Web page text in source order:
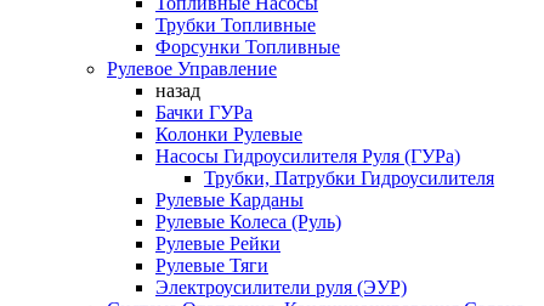
Трубки Топливные
Форсунки Топливные
Рулевое Управление
назад
Бачки ГУРа
Колонки Рулевые
Насосы Гидроусилителя Руля (ГУРа)
Трубки, Патрубки Гидроусилителя
Рулевые Карданы
Рулевые Колеса (Руль)
Рулевые Рейки
Рулевые Тяги
Электроусилители руля (ЭУР)